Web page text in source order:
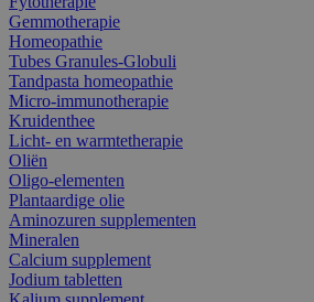
Gemmotherapie
Homeopathie
Tubes Granules-Globuli
Tandpasta homeopathie
Micro-immunotherapie
Kruidenthee
Licht- en warmtetherapie
Oliën
Oligo-elementen
Plantaardige olie
Aminozuren supplementen
Mineralen
Calcium supplement
Jodium tabletten